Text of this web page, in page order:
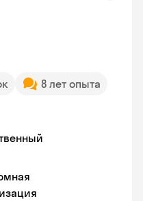
8 лет опыта